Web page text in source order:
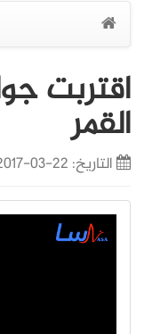
اقتربت
القمر
التاريخ: 22-03-2017